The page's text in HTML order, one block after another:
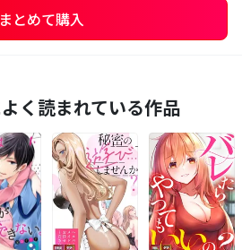
まとめて購入
く読まれている作品